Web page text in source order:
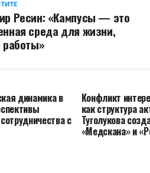
Ресин: «Кампусы — это
среда для жизни,
динамика в
с
Конфликт
как структура
Туголукова
«Медскана» и